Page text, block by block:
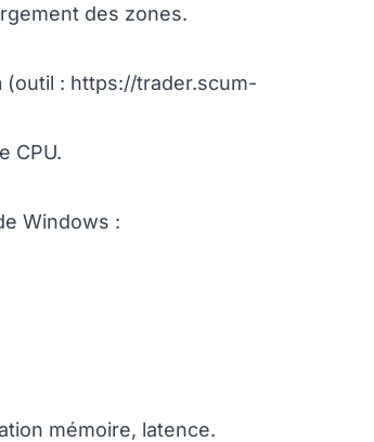
des zones.
(outil : https://trader.scum-
CPU.
Windows :
mémoire, latence.